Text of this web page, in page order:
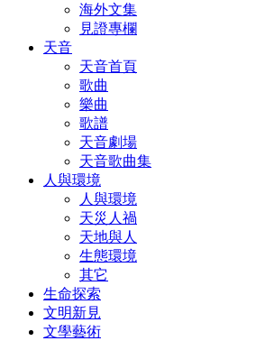
海外文集
見證專欄
天音
天音首頁
歌曲
樂曲
歌譜
天音劇場
天音歌曲集
人與環境
人與環境
天災人禍
天地與人
生態環境
其它
生命探索
文明新見
文學藝術